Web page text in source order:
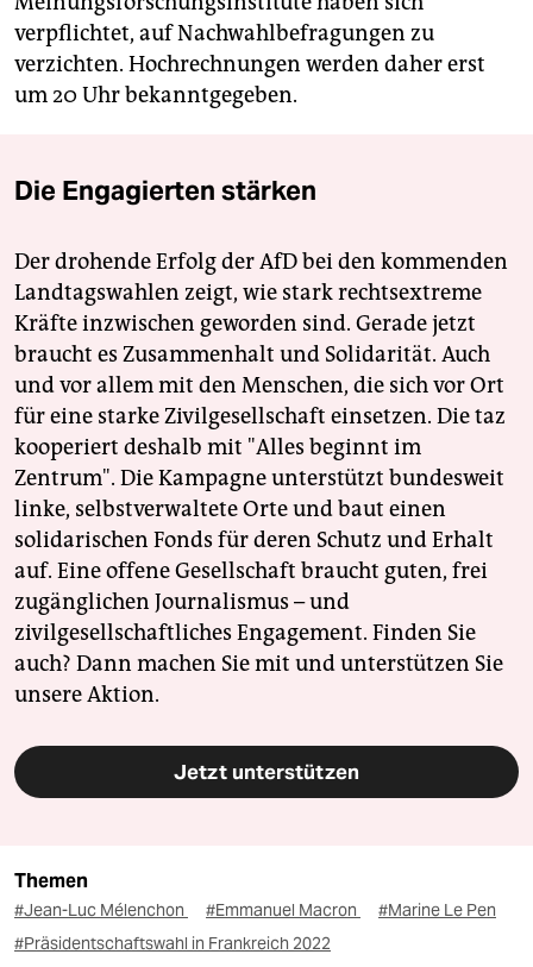
verpflichtet, auf Nachwahlbefragungen zu
verzichten. Hochrechnungen werden daher erst
um 20 Uhr bekanntgegeben.
Die Engagierten stärken
Der drohende Erfolg der AfD bei den kommenden
Landtagswahlen zeigt, wie stark rechtsextreme
Kräfte inzwischen geworden sind. Gerade jetzt
braucht es Zusammenhalt und Solidarität. Auch
und vor allem mit den Menschen, die sich vor Ort
für eine starke Zivilgesellschaft einsetzen. Die taz
kooperiert deshalb mit "Alles beginnt im
Zentrum". Die Kampagne unterstützt bundesweit
linke, selbstverwaltete Orte und baut einen
solidarischen Fonds für deren Schutz und Erhalt
auf. Eine offene Gesellschaft braucht guten, frei
zugänglichen Journalismus – und
zivilgesellschaftliches Engagement. Finden Sie
auch? Dann machen Sie mit und unterstützen Sie
unsere Aktion.
Jetzt unterstützen
Themen
#Jean-Luc Mélenchon #Emmanuel Macron
#Marine Le Pen
#Präsidentschaftswahl in Frankreich 2022